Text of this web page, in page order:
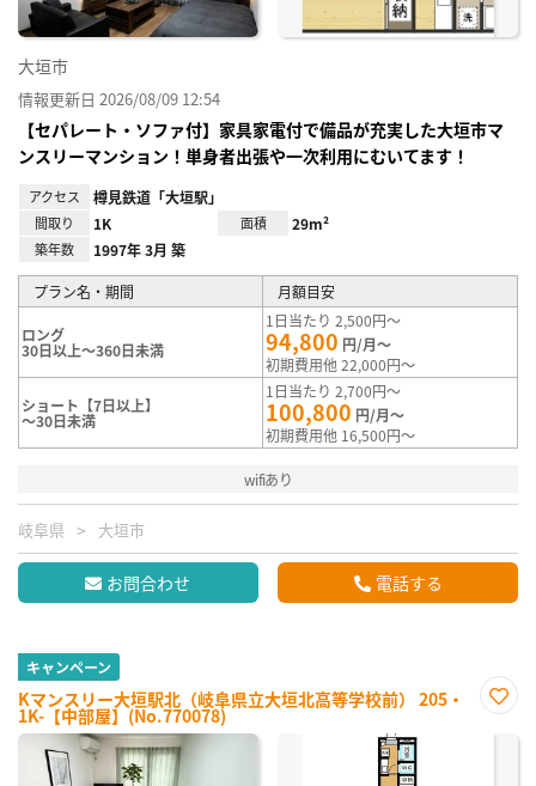
大垣市
情報更新日 2026/08/09 12:54
【セパレート・ソファ付】家具家電付で備品が充実した大垣市マ
ンスリーマンション！単身者出張や一次利用にむいてます！
アクセス 樽見鉄道「大垣駅」
間取り 1K 面積 29m²
築年数 1997年 3月 築
プラン名・期間 月額目安
ロング
30日以上～360日未満
1日当たり 2,500円～
94,800 円/月～
初期費用他 22,000円～
ショート【7日以上】
～30日未満
1日当たり 2,700円～
100,800 円/月～
初期費用他 16,500円～
wifiあり
岐阜県 大垣市
お問合わせ 電話する
キャンペーン
Kマンスリー大垣駅北（岐阜県立大垣北高等学校前） 205・
1K-【中部屋】(No.770078)
に入